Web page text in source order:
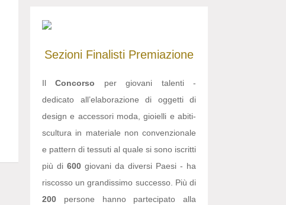
Sezioni Finalisti Premiazione
IlConcorso per giovani talenti -
dedicato all’elaborazione di oggetti di
design e accessori moda, gioielli e abiti-
scultura in materiale non convenzionale
e pattern di tessuti al quale si sono iscritti
più di 600 giovani da diversi Paesi - ha
riscosso un grandissimo successo. Più di
200 persone hanno partecipato alla